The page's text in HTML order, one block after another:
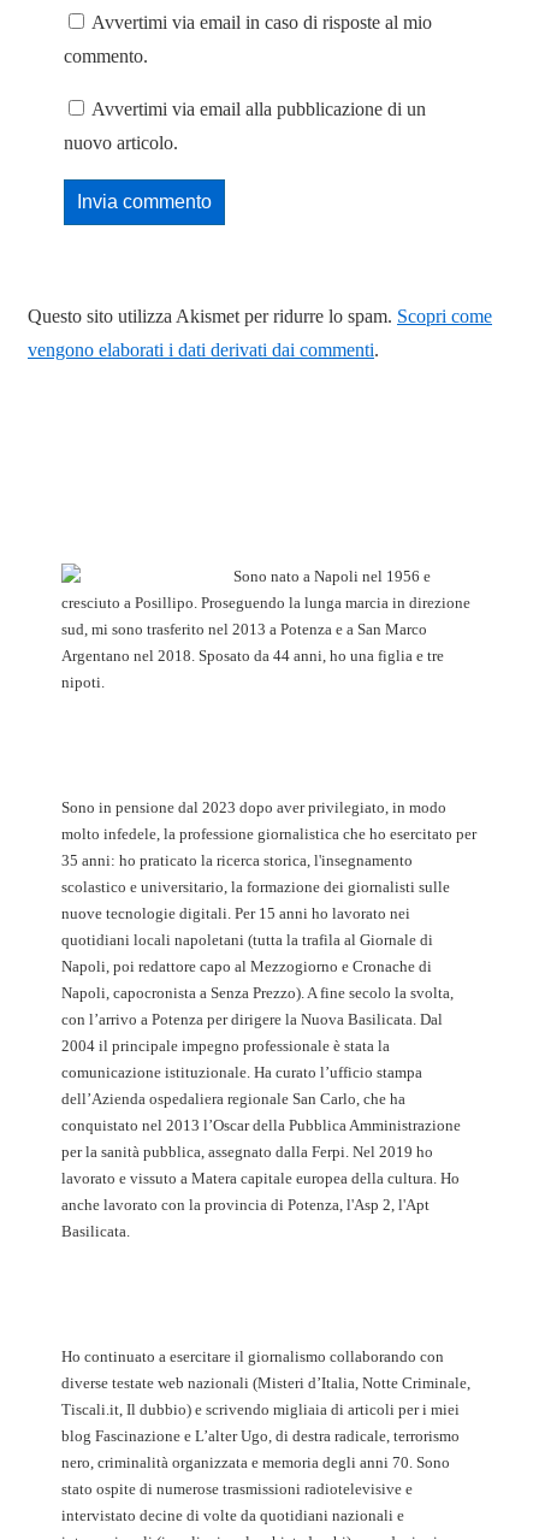
Avvertimi via email in caso di risposte al mio
commento.
Avvertimi via email alla pubblicazione di un
nuovo articolo.
Questo sito utilizza Akismet per ridurre lo spam. Scopri come
vengono elaborati i dati derivati dai commenti.
Sono nato a Napoli nel 1956 e
cresciuto a Posillipo. Proseguendo la lunga marcia in direzione
sud, mi sono trasferito nel 2013 a Potenza e a San Marco
Argentano nel 2018. Sposato da 44 anni, ho una figlia e tre
nipoti.
Sono in pensione dal 2023 dopo aver privilegiato, in modo
molto infedele, la professione giornalistica che ho esercitato per
35 anni: ho praticato la ricerca storica, l'insegnamento
scolastico e universitario, la formazione dei giornalisti sulle
nuove tecnologie digitali. Per 15 anni ho lavorato nei
quotidiani locali napoletani (tutta la trafila al Giornale di
Napoli, poi redattore capo al Mezzogiorno e Cronache di
Napoli, capocronista a Senza Prezzo). A fine secolo la svolta,
con l’arrivo a Potenza per dirigere la Nuova Basilicata. Dal
2004 il principale impegno professionale è stata la
comunicazione istituzionale. Ha curato l’ufficio stampa
dell’Azienda ospedaliera regionale San Carlo, che ha
conquistato nel 2013 l’Oscar della Pubblica Amministrazione
per la sanità pubblica, assegnato dalla Ferpi. Nel 2019 ho
lavorato e vissuto a Matera capitale europea della cultura. Ho
anche lavorato con la provincia di Potenza, l'Asp 2, l'Apt
Basilicata.
Ho continuato a esercitare il giornalismo collaborando con
diverse testate web nazionali (Misteri d’Italia, Notte Criminale,
Tiscali.it, Il dubbio) e scrivendo migliaia di articoli per i miei
blog Fascinazione e L’alter Ugo, di destra radicale, terrorismo
nero, criminalità organizzata e memoria degli anni 70. Sono
stato ospite di numerose trasmissioni radiotelevisive e
intervistato decine di volte da quotidiani nazionali e